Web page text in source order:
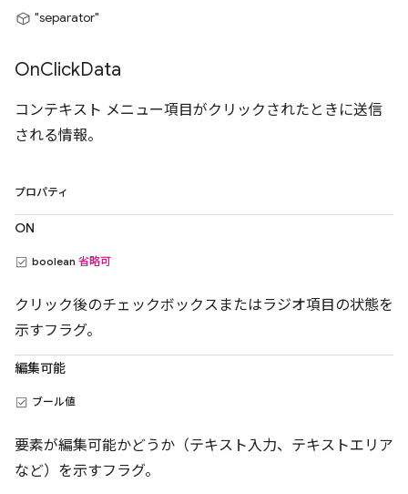
"separator"
OnClickData
コンテキスト メニュー項目がクリックされたときに送信
される情報。
プロパティ
ON
boolean 省略可
クリック後のチェックボックスまたはラジオ項目の状態を
示すフラグ。
編集可能
ブール値
要素が編集可能かどうか（テキスト入力、テキストエリア
など）を示すフラグ。